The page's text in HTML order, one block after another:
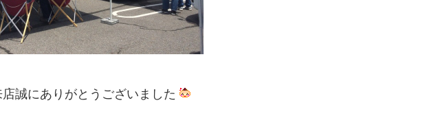
誠にありがとうございました